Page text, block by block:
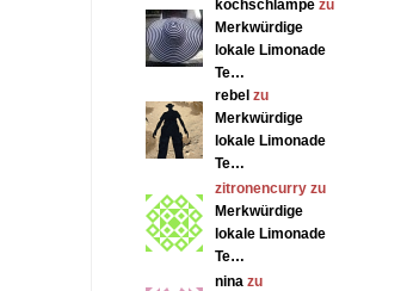
kochschlampe zu
Merkwürdige
lokale Limonade
Te…
rebel zu
Merkwürdige
lokale Limonade
Te…
zitronencurry zu
Merkwürdige
lokale Limonade
Te…
nina zu